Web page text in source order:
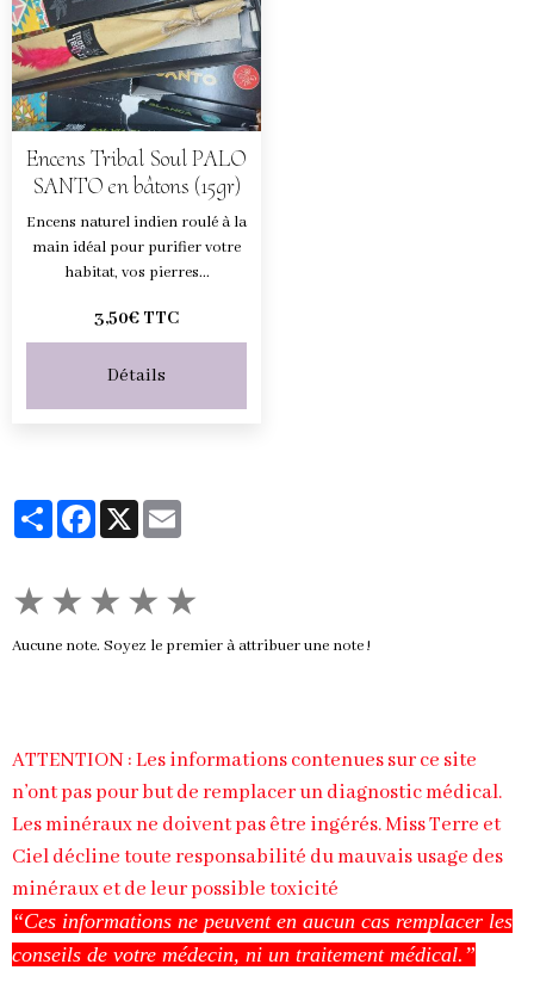
Encens Tribal Soul PALO
SANTO en bâtons (15gr)
Encens naturel indien roulé à la
main idéal pour purifier votre
habitat, vos pierres...
3,50€ TTC
Détails
PartagerFacebook
X
★ ★ ★ ★ ★
Aucune note. Soyez le premier à attribuer une note !
ATTENTION : Les informations contenues sur ce site
n’ont pas pour but de remplacer un diagnostic médical.
Les minéraux ne doivent pas être ingérés. Miss Terre et
Ciel décline toute responsabilité du mauvais usage des
minéraux et de leur possible toxicité
“Ces informations ne peuvent en aucun cas remplacer les
conseils de votre médecin, ni un traitement médical.”